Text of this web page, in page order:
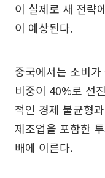
이 실제로 새 전략
이 예상된다.
중국에서는 소비
비중이 40%로 선
적인 경제 불균형
제조업을 포함한
배에 이른다.